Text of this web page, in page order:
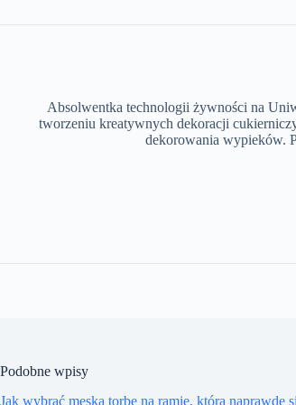
Absolwentka technologii żywności na
tworzeniu kreatywnych dekoracji
dekorowania wypieków.
Podobne wpisy
Jak wybrać męską torbę na ramię, która naprawdę